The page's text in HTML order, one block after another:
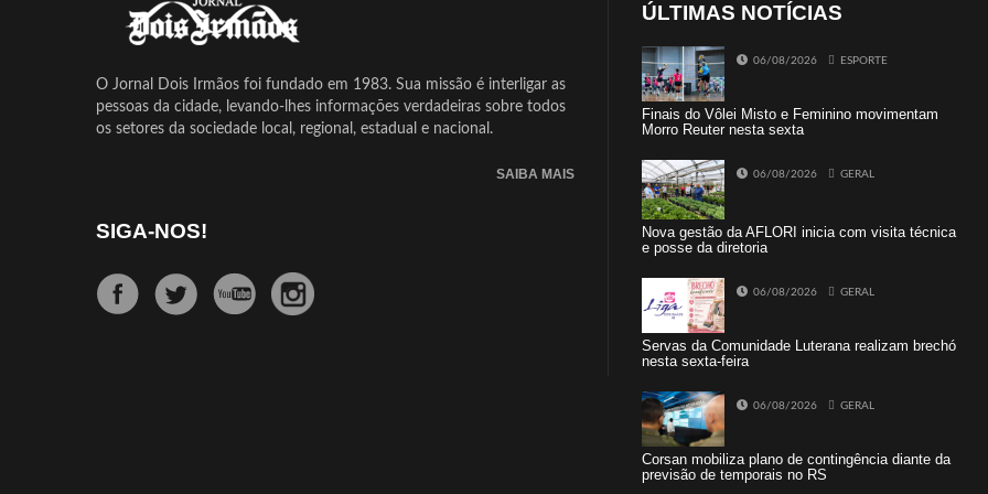
O Jornal Dois Irmãos foi fundado em 1983. Sua missão é interligar as
pessoas da cidade, levando-lhes informações verdadeiras sobre todos
os setores da sociedade local, regional, estadual e nacional.
SAIBA MAIS
SIGA-NOS!
ÚLTIMAS NOTÍCIAS
06/08/2026 ESPORTE
Finais do Vôlei Misto e Feminino movimentam
Morro Reuter nesta sexta
06/08/2026 GERAL
Nova gestão da AFLORI inicia com visita técnica
e posse da diretoria
06/08/2026 GERAL
Servas da Comunidade Luterana realizam brechó
nesta sexta-feira
06/08/2026 GERAL
Corsan mobiliza plano de contingência diante da
previsão de temporais no RS